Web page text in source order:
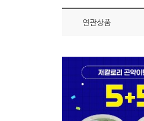
연관상품